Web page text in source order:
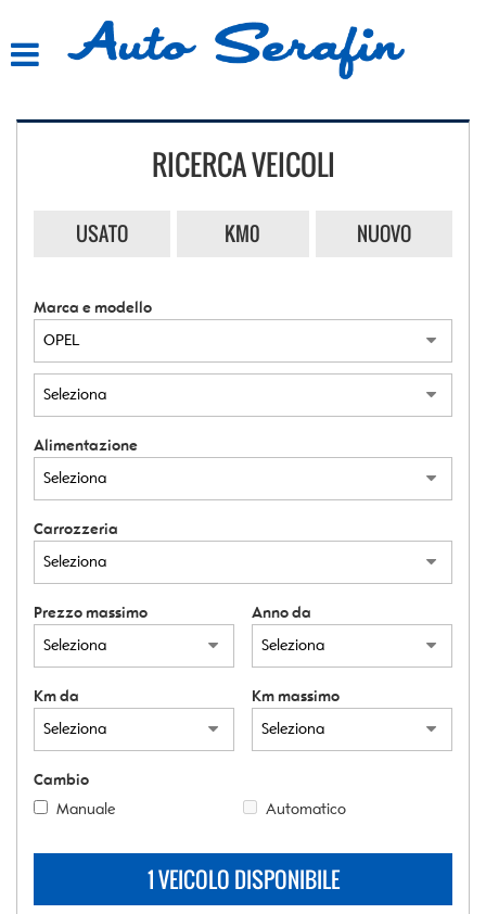
ASSISTENZA
RICERCA VEICOLI
USATO KM0 NUOVO
Marca e modello
Alimentazione
Carrozzeria
Prezzo massimo Anno da
Km da Km massimo
Cambio
Manuale
Automatico
1 VEICOLO DISPONIBILE